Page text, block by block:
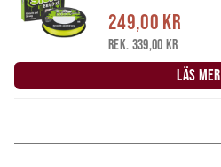
249,00 kr
Rek. 339,00 kr
LÄS MER